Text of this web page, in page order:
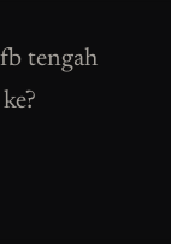
tengah